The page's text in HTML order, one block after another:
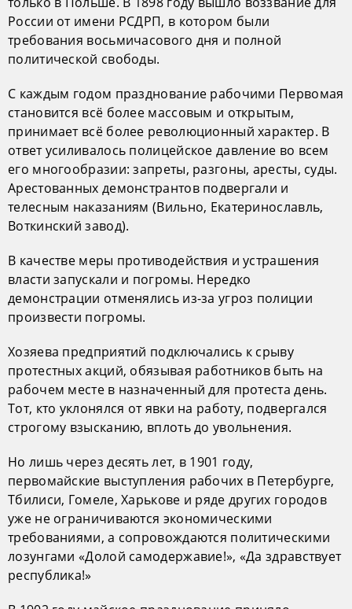
России от имени РСДРП, в котором были
требования восьмичасового дня и полной
политической свободы.
С каждым годом празднование рабочими Первомая
становится всё более массовым и открытым,
принимает всё более революционный характер. В
ответ усиливалось полицейское давление во всем
его многообразии: запреты, разгоны, аресты, суды.
Арестованных демонстрантов подвергали и
телесным наказаниям (Вильно, Екатеринославль,
Воткинский завод).
В качестве меры противодействия и устрашения
власти запускали и погромы. Нередко
демонстрации отменялись из-за угроз полиции
произвести погромы.
Хозяева предприятий подключались к срыву
протестных акций, обязывая работников быть на
рабочем месте в назначенный для протеста день.
Тот, кто уклонялся от явки на работу, подвергался
строгому взысканию, вплоть до увольнения.
Но лишь через десять лет, в 1901 году,
первомайские выступления рабочих в Петербурге,
Тбилиси, Гомеле, Харькове и ряде других городов
уже не ограничиваются экономическими
требованиями, а сопровождаются политическими
лозунгами «Долой самодержавие!», «Да здравствует
республика!»